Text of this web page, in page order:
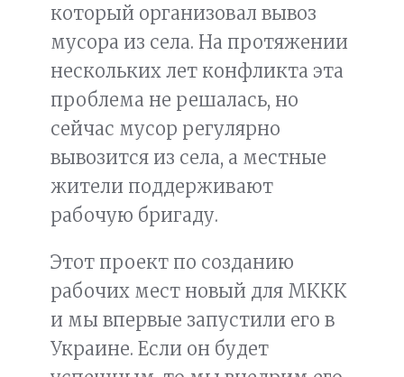
который организовал вывоз
мусора из села. На протяжении
нескольких лет конфликта эта
проблема не решалась, но
сейчас мусор регулярно
вывозится из села, а местные
жители поддерживают
рабочую бригаду.
Этот проект по созданию
рабочих мест новый для МККК
и мы впервые запустили его в
Украине. Если он будет